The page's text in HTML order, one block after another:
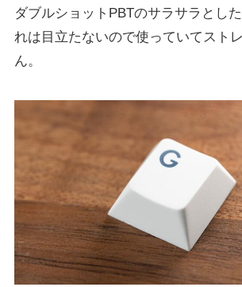
ダブルショットPBTのサラサラとし
れは目立たないので使っていてスト
ん。